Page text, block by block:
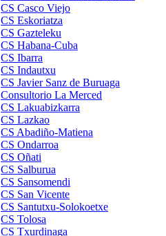
CS Casco Viejo
CS Eskoriatza
CS Gazteleku
CS Habana-Cuba
CS Ibarra
CS Indautxu
CS Javier Sanz de Buruaga
Consultorio La Merced
CS Lakuabizkarra
CS Lazkao
CS Abadiño-Matiena
CS Ondarroa
CS Oñati
CS Salburua
CS Sansomendi
CS San Vicente
CS Santutxu-Solokoetxe
CS Tolosa
CS Txurdinaga